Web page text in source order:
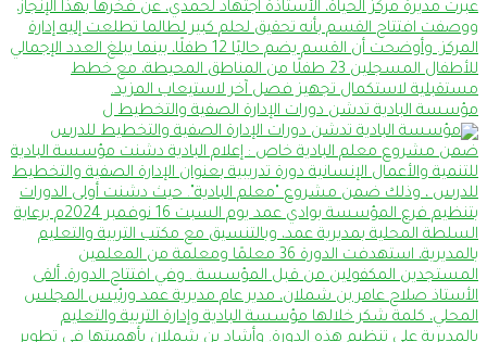
مؤسسة البادية تدشن دورات الإدارة الصفية والتخطيط ل